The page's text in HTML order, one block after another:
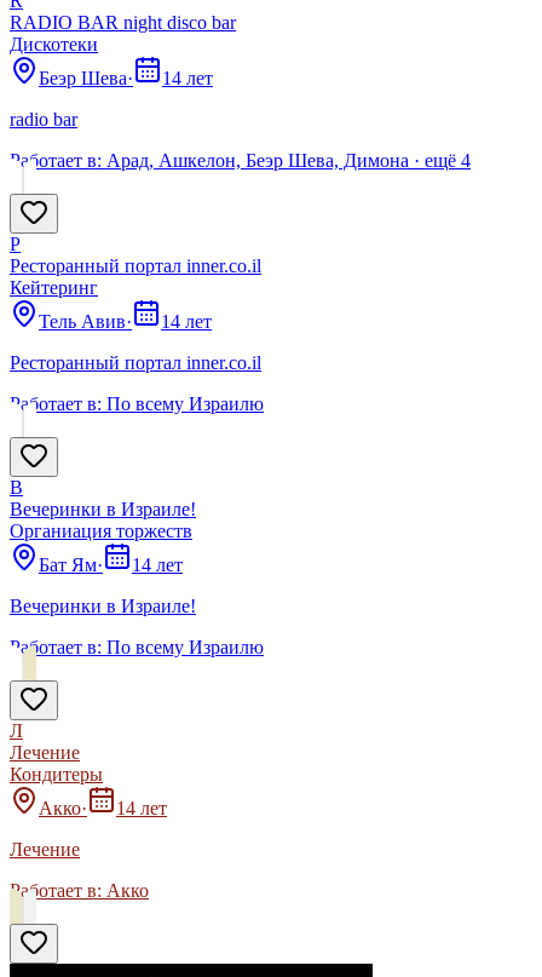
RADIO BAR night disco bar
Дискотеки
Беэр Шева·
14 лет
radio bar
Работает в: Арад, Ашкелон, Беэр Шева, Димона · ещё 4
Р
Ресторанный портал inner.co.il
Кейтеринг
Тель Авив·
14 лет
Ресторанный портал inner.co.il
Работает в: По всему Израилю
В
Вечеринки в Израиле!
Органиация торжеств
Бат Ям·
14 лет
Вечеринки в Израиле!
Работает в: По всему Израилю
Л
Лечение
Кондитеры
Акко·
14 лет
Лечение
Работает в: Акко